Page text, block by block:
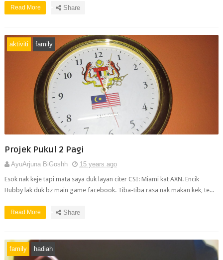
Read More Share
aktiviti family
Projek Pukul 2 Pagi
AyuArjuna BiGoshh
15 years ago
Esok nak keje tapi mata saya duk layan citer CSI: Miami kat AXN. Encik
Hubby lak duk bz main game facebook. Tiba-tiba rasa nak makan kek, te...
Read More Share
family hadiah